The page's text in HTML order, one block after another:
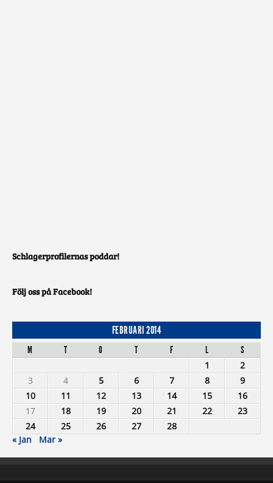
Schlagerprofilernas poddar!
Följ oss på Facebook!
FEBRUARI 2014
M T O T F L
S
1
2
3
4 5 6 7 8
9
10
11 12 13 14 15
16
17
18 19 20 21 22
23
24
25 26 27
28
« Jan
Mar »